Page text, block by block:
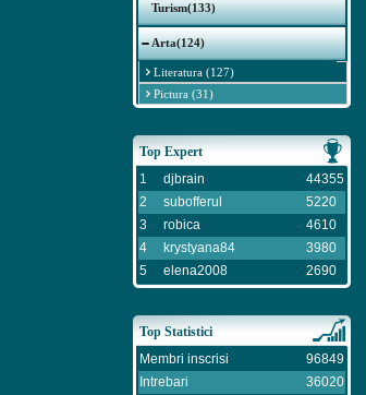
Turism(133)
Arta(124)
Literatura (127)
Pictura (31)
Top Expert
1
djbrain
44355
2
subofferul
5220
3
robica
4610
4
krystyana84
3980
5
elena2008 2690
Top Statistici
Membri inscrisi
96849
Intrebari
36020